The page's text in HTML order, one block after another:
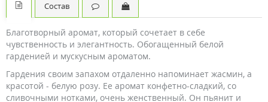
Состав
Благотворный аромат, который сочетает в себе
чувственность и элегантность. Обогащенный белой
гарденией и мускусным ароматом.
Гардения своим запахом отдаленно напоминает жасмин, а
красотой - белую розу. Ее аромат конфетно-сладкий, со
сливочными нотками, очень женственный. Он пьянит и